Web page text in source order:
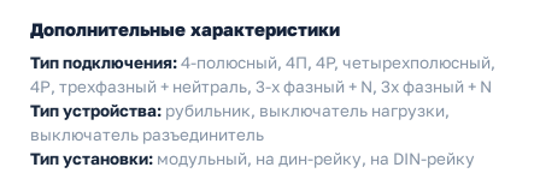
Дополнительные характеристики
Тип подключения:4-полюсный, 4П, 4P, четырехполюсный,
4Р, трехфазный + нейтраль, 3-х фазный + N, 3х фазный + N
Тип устройства: рубильник, выключатель нагрузки,
выключатель разъединитель
Тип установки: модульный, на дин-рейку, на DIN-рейку